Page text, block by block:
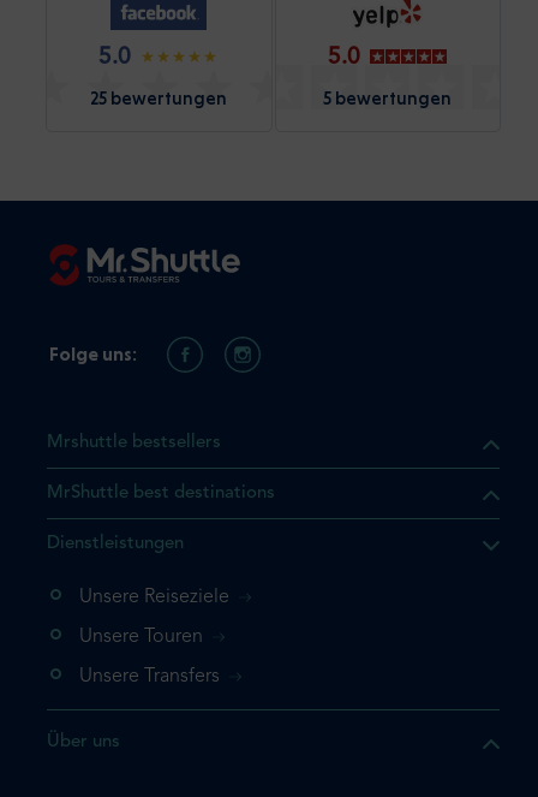
5.0
25 bewertungen
5.0
5 bewertungen
dass sich das Produkt, das
Warenkorb befindet.
einmal hinzufügen
ein weiteres Mal
Mrshuttle bestsellers
MrShuttle best destinations
Dienstleistungen
Unsere Reiseziele
Unsere Touren
Unsere Transfers
Über uns
Folge uns: